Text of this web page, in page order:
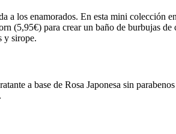
a los enamorados. En esta mini colección
(5,95€) para crear un baño de burbujas de
y sirope.
a base de Rosa Japonesa sin